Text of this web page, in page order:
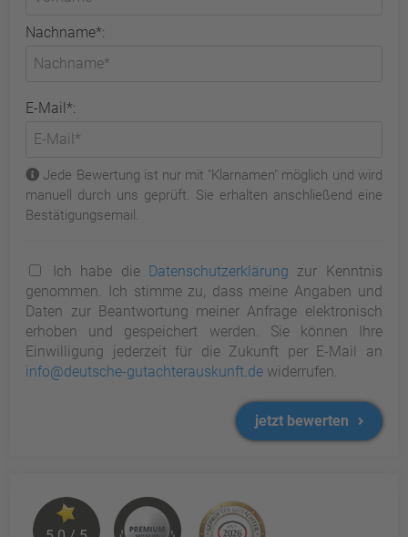
Nachname*:
E-Mail*:
Jede Bewertung ist nur mit "Klarnamen" möglich und wird
manuell durch uns geprüft. Sie erhalten anschließend eine
Bestätigungsemail.
Ich habe die Datenschutzerklärung zur Kenntnis
genommen. Ich stimme zu, dass meine Angaben und
Daten zur Beantwortung meiner Anfrage elektronisch
erhoben und gespeichert werden. Sie können Ihre
Einwilligung jederzeit für die Zukunft per E-Mail an
info@deutsche-gutachterauskunft.de widerrufen.
jetzt bewerten